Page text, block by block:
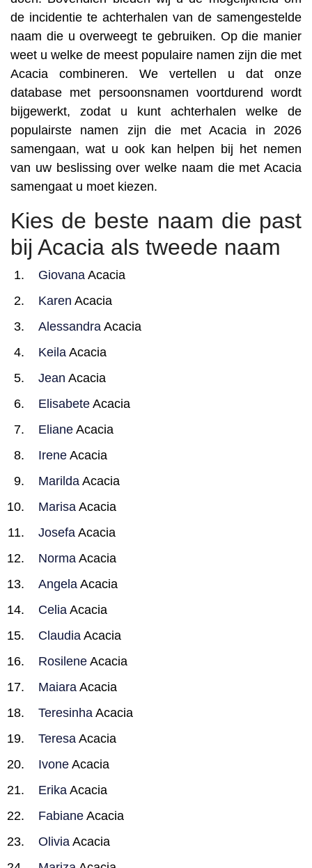
de incidentie te achterhalen van de samengestelde
naam die u overweegt te gebruiken. Op die manier
weet u welke de meest populaire namen zijn die met
Acacia combineren. We vertellen u dat onze
database met persoonsnamen voortdurend wordt
bijgewerkt, zodat u kunt achterhalen welke de
populairste namen zijn die met Acacia in 2026
samengaan, wat u ook kan helpen bij het nemen
van uw beslissing over welke naam die met Acacia
samengaat u moet kiezen.
Kies de beste naam die past
bij Acacia als tweede naam
Giovana Acacia
Karen Acacia
Alessandra Acacia
Keila Acacia
Jean Acacia
Elisabete Acacia
Eliane Acacia
Irene Acacia
Marilda Acacia
Marisa Acacia
Josefa Acacia
Norma Acacia
Angela Acacia
Celia Acacia
Claudia Acacia
Rosilene Acacia
Maiara Acacia
Teresinha Acacia
Teresa Acacia
Ivone Acacia
Erika Acacia
Fabiane Acacia
Olivia Acacia